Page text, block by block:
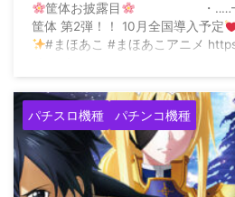
筐体お披露目
・
筐体 第2弾！！ 10月全国導入予定
#まほあこ #まほあこアニメ
パチスロ機種 パチンコ機種